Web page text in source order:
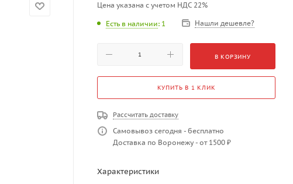
Цена указана с учетом НДС 22%
Есть в наличии: 1 Нашли дешевле?
В КОРЗИНУ
КУПИТЬ В 1 КЛИК
Рассчитать доставку
Самовывоз сегодня - бесплатно
Доставка по Воронежу - от 1500 ₽
Характеристики